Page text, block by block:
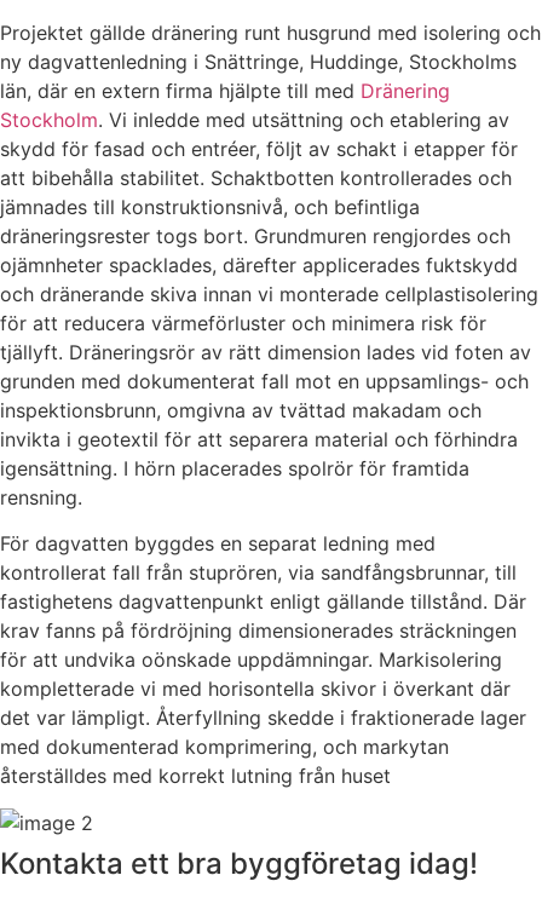
Projektet gällde dränering runt husgrund med isolering och
ny dagvattenledning i Snättringe, Huddinge, Stockholms
län, där en extern firma hjälpte till med Dränering
Stockholm. Vi inledde med utsättning och etablering av
skydd för fasad och entréer, följt av schakt i etapper för
att bibehålla stabilitet. Schaktbotten kontrollerades och
jämnades till konstruktionsnivå, och befintliga
dräneringsrester togs bort. Grundmuren rengjordes och
ojämnheter spacklades, därefter applicerades fuktskydd
och dränerande skiva innan vi monterade cellplastisolering
för att reducera värmeförluster och minimera risk för
tjällyft. Dräneringsrör av rätt dimension lades vid foten av
grunden med dokumenterat fall mot en uppsamlings- och
inspektionsbrunn, omgivna av tvättad makadam och
invikta i geotextil för att separera material och förhindra
igensättning. I hörn placerades spolrör för framtida
rensning.
För dagvatten byggdes en separat ledning med
kontrollerat fall från stuprören, via sandfångsbrunnar, till
fastighetens dagvattenpunkt enligt gällande tillstånd. Där
krav fanns på fördröjning dimensionerades sträckningen
för att undvika oönskade uppdämningar. Markisolering
kompletterade vi med horisontella skivor i överkant där
det var lämpligt. Återfyllning skedde i fraktionerade lager
med dokumenterad komprimering, och markytan
återställdes med korrekt lutning från huset
Kontakta ett bra byggföretag idag!